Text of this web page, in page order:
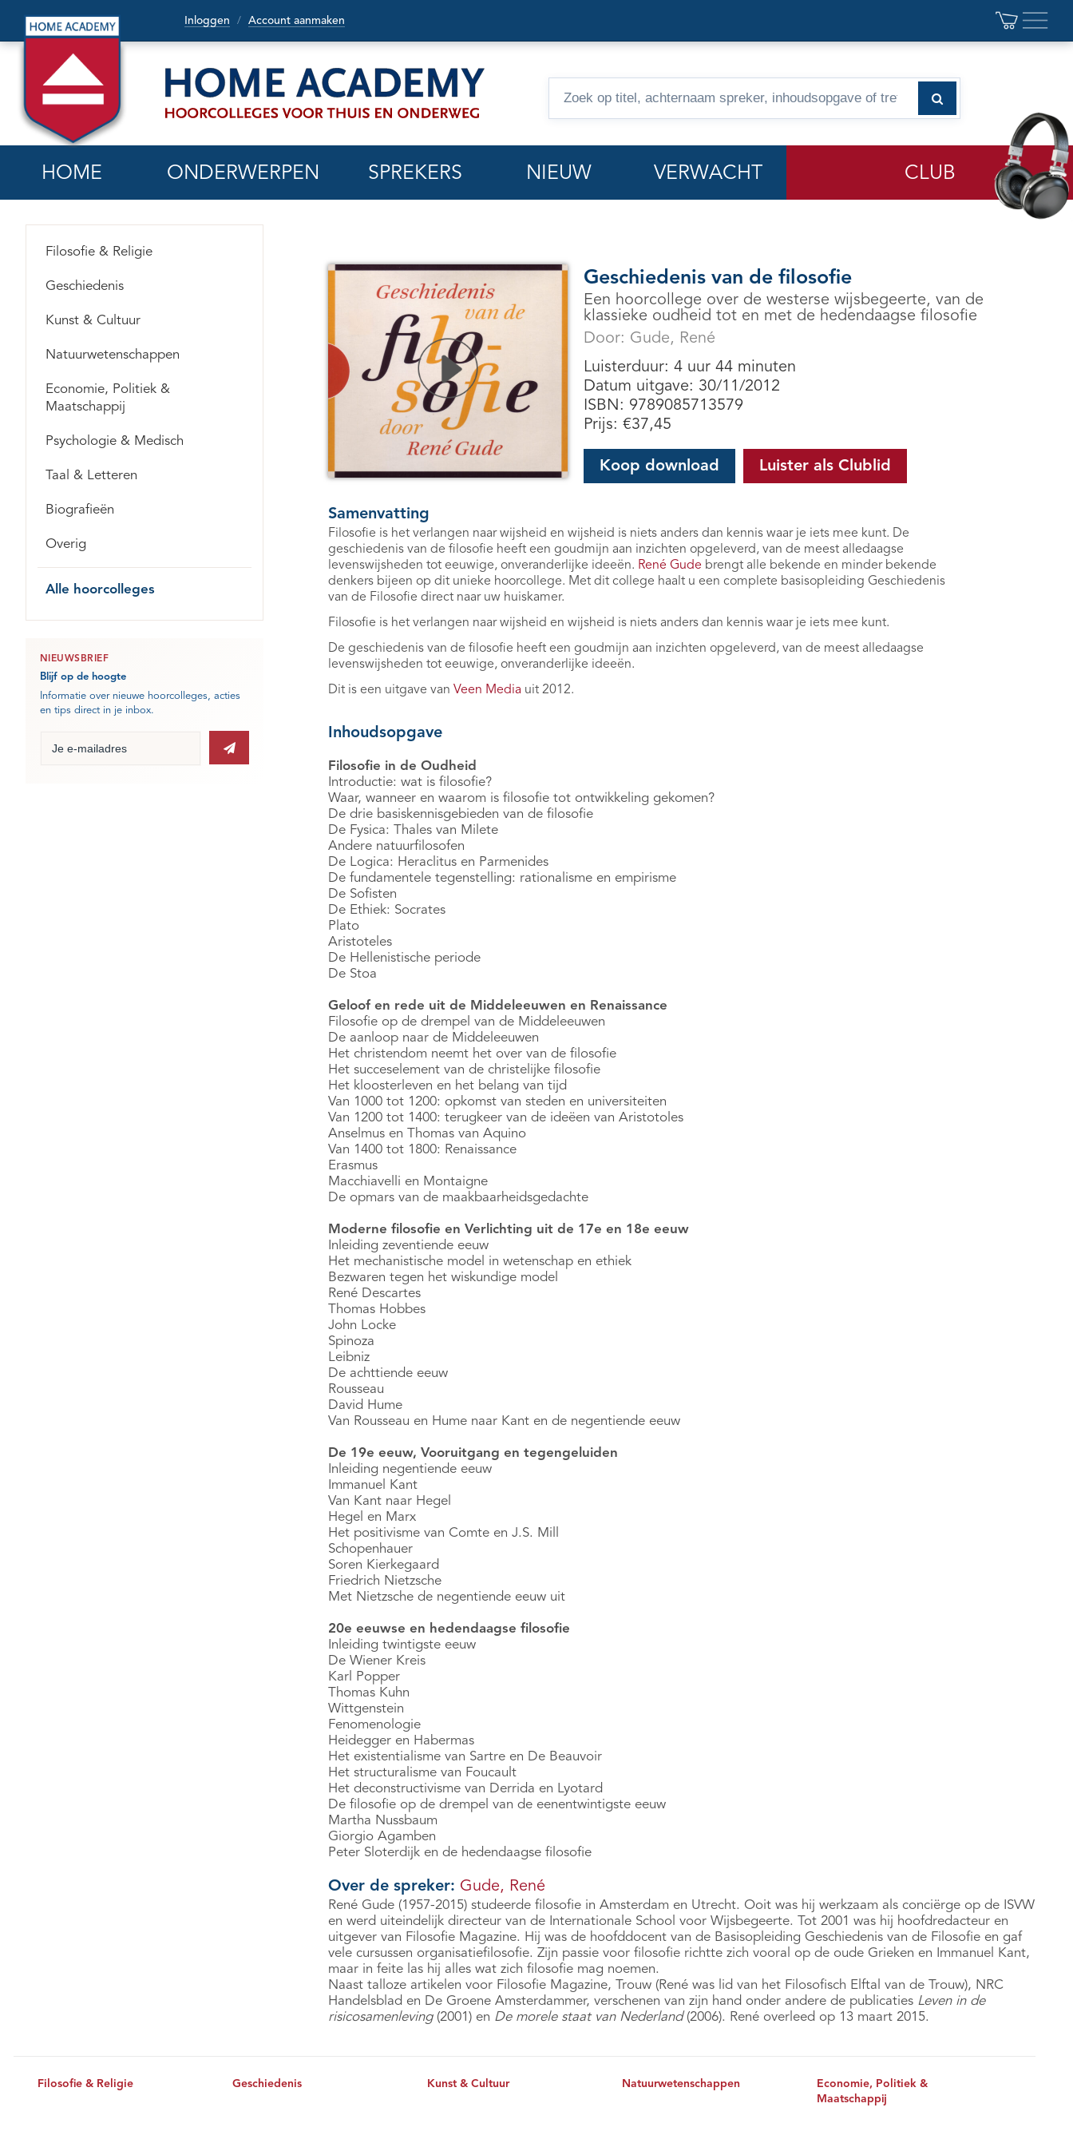
Inloggen / Account aanmaken
HOME ONDERWERPEN SPREKERS NIEUW VERWACHT CLUB
Filosofie & Religie
Geschiedenis
Kunst & Cultuur
Natuurwetenschappen
Economie, Politiek &
Maatschappij
Psychologie & Medisch
Taal & Letteren
Biografieën
Overig
Alle hoorcolleges
NIEUWSBRIEF
Blijf op de hoogte
Informatie over nieuwe hoorcolleges, acties
en tips direct in je inbox.
Geschiedenis van de filosofie
Een hoorcollege over de westerse wijsbegeerte, van de
klassieke oudheid tot en met de hedendaagse filosofie
Door: Gude, René
Luisterduur: 4 uur 44 minuten
Datum uitgave: 30/11/2012
ISBN: 9789085713579
Prijs: €37,45
Koop download Luister als Clublid
Samenvatting
Filosofie is het verlangen naar wijsheid en wijsheid is niets anders dan kennis waar je iets mee kunt. De
geschiedenis van de filosofie heeft een goudmijn aan inzichten opgeleverd, van de meest alledaagse
levenswijsheden tot eeuwige, onveranderlijke ideeën. René Gude brengt alle bekende en minder bekende
denkers bijeen op dit unieke hoorcollege. Met dit college haalt u een complete basisopleiding Geschiedenis
van de Filosofie direct naar uw huiskamer.
Filosofie is het verlangen naar wijsheid en wijsheid is niets anders dan kennis waar je iets mee kunt.
De geschiedenis van de filosofie heeft een goudmijn aan inzichten opgeleverd, van de meest alledaagse
levenswijsheden tot eeuwige, onveranderlijke ideeën.
Dit is een uitgave van Veen Media uit 2012.
Inhoudsopgave
Filosofie in de Oudheid
Introductie: wat is filosofie?
Waar, wanneer en waarom is filosofie tot ontwikkeling gekomen?
De drie basiskennisgebieden van de filosofie
De Fysica: Thales van Milete
Andere natuurfilosofen
De Logica: Heraclitus en Parmenides
De fundamentele tegenstelling: rationalisme en empirisme
De Sofisten
De Ethiek: Socrates
Plato
Aristoteles
De Hellenistische periode
De Stoa
Geloof en rede uit de Middeleeuwen en Renaissance
Filosofie op de drempel van de Middeleeuwen
De aanloop naar de Middeleeuwen
Het christendom neemt het over van de filosofie
Het succeselement van de christelijke filosofie
Het kloosterleven en het belang van tijd
Van 1000 tot 1200: opkomst van steden en universiteiten
Van 1200 tot 1400: terugkeer van de ideëen van Aristotoles
Anselmus en Thomas van Aquino
Van 1400 tot 1800: Renaissance
Erasmus
Macchiavelli en Montaigne
De opmars van de maakbaarheidsgedachte
Moderne filosofie en Verlichting uit de 17e en 18e eeuw
Inleiding zeventiende eeuw
Het mechanistische model in wetenschap en ethiek
Bezwaren tegen het wiskundige model
René Descartes
Thomas Hobbes
John Locke
Spinoza
Leibniz
De achttiende eeuw
Rousseau
David Hume
Van Rousseau en Hume naar Kant en de negentiende eeuw
De 19e eeuw, Vooruitgang en tegengeluiden
Inleiding negentiende eeuw
Immanuel Kant
Van Kant naar Hegel
Hegel en Marx
Het positivisme van Comte en J.S. Mill
Schopenhauer
Soren Kierkegaard
Friedrich Nietzsche
Met Nietzsche de negentiende eeuw uit
20e eeuwse en hedendaagse filosofie
Inleiding twintigste eeuw
De Wiener Kreis
Karl Popper
Thomas Kuhn
Wittgenstein
Fenomenologie
Heidegger en Habermas
Het existentialisme van Sartre en De Beauvoir
Het structuralisme van Foucault
Het deconstructivisme van Derrida en Lyotard
De filosofie op de drempel van de eenentwintigste eeuw
Martha Nussbaum
Giorgio Agamben
Peter Sloterdijk en de hedendaagse filosofie
Over de spreker: Gude, René
René Gude (1957-2015) studeerde filosofie in Amsterdam en Utrecht. Ooit was hij werkzaam als conciërge op de ISVW
en werd uiteindelijk directeur van de Internationale School voor Wijsbegeerte. Tot 2001 was hij hoofdredacteur en
uitgever van Filosofie Magazine. Hij was de hoofddocent van de Basisopleiding Geschiedenis van de Filosofie en gaf
vele cursussen organisatiefilosofie. Zijn passie voor filosofie richtte zich vooral op de oude Grieken en Immanuel Kant,
maar in feite las hij alles wat zich filosofie mag noemen.
Naast talloze artikelen voor Filosofie Magazine, Trouw (René was lid van het Filosofisch Elftal van de Trouw), NRC
Handelsblad en De Groene Amsterdammer, verschenen van zijn hand onder andere de publicaties Leven in de
risicosamenleving(2001) en De morele staat van Nederland(2006). René overleed op 13 maart 2015.
Filosofie & Religie Geschiedenis Kunst & Cultuur Natuurwetenschappen
Economie, Politiek &
Maatschappij